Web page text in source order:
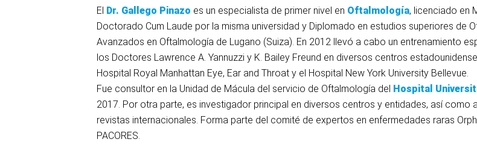
El Dr. Gallego Pinazo es un especialista de primer nivel en Oftalmología, licenciado en
Doctorado Cum Laude por la misma universidad y Diplomado en estudios superiores de
Avanzados en Oftalmología de Lugano (Suiza). En 2012 llevó a cabo un entrenamiento
los Doctores Lawrence A. Yannuzzi y K. Bailey Freund en diversos centros
Hospital Royal Manhattan Eye, Ear and Throat y el Hospital New York University Bellevue.
Fue consultor en la Unidad de Mácula del servicio de Oftalmología del Hospital
2017. Por otra parte, es investigador principal en diversos centros y entidades, así como
revistas internacionales. Forma parte del comité de expertos en enfermedades raras
PACORES.